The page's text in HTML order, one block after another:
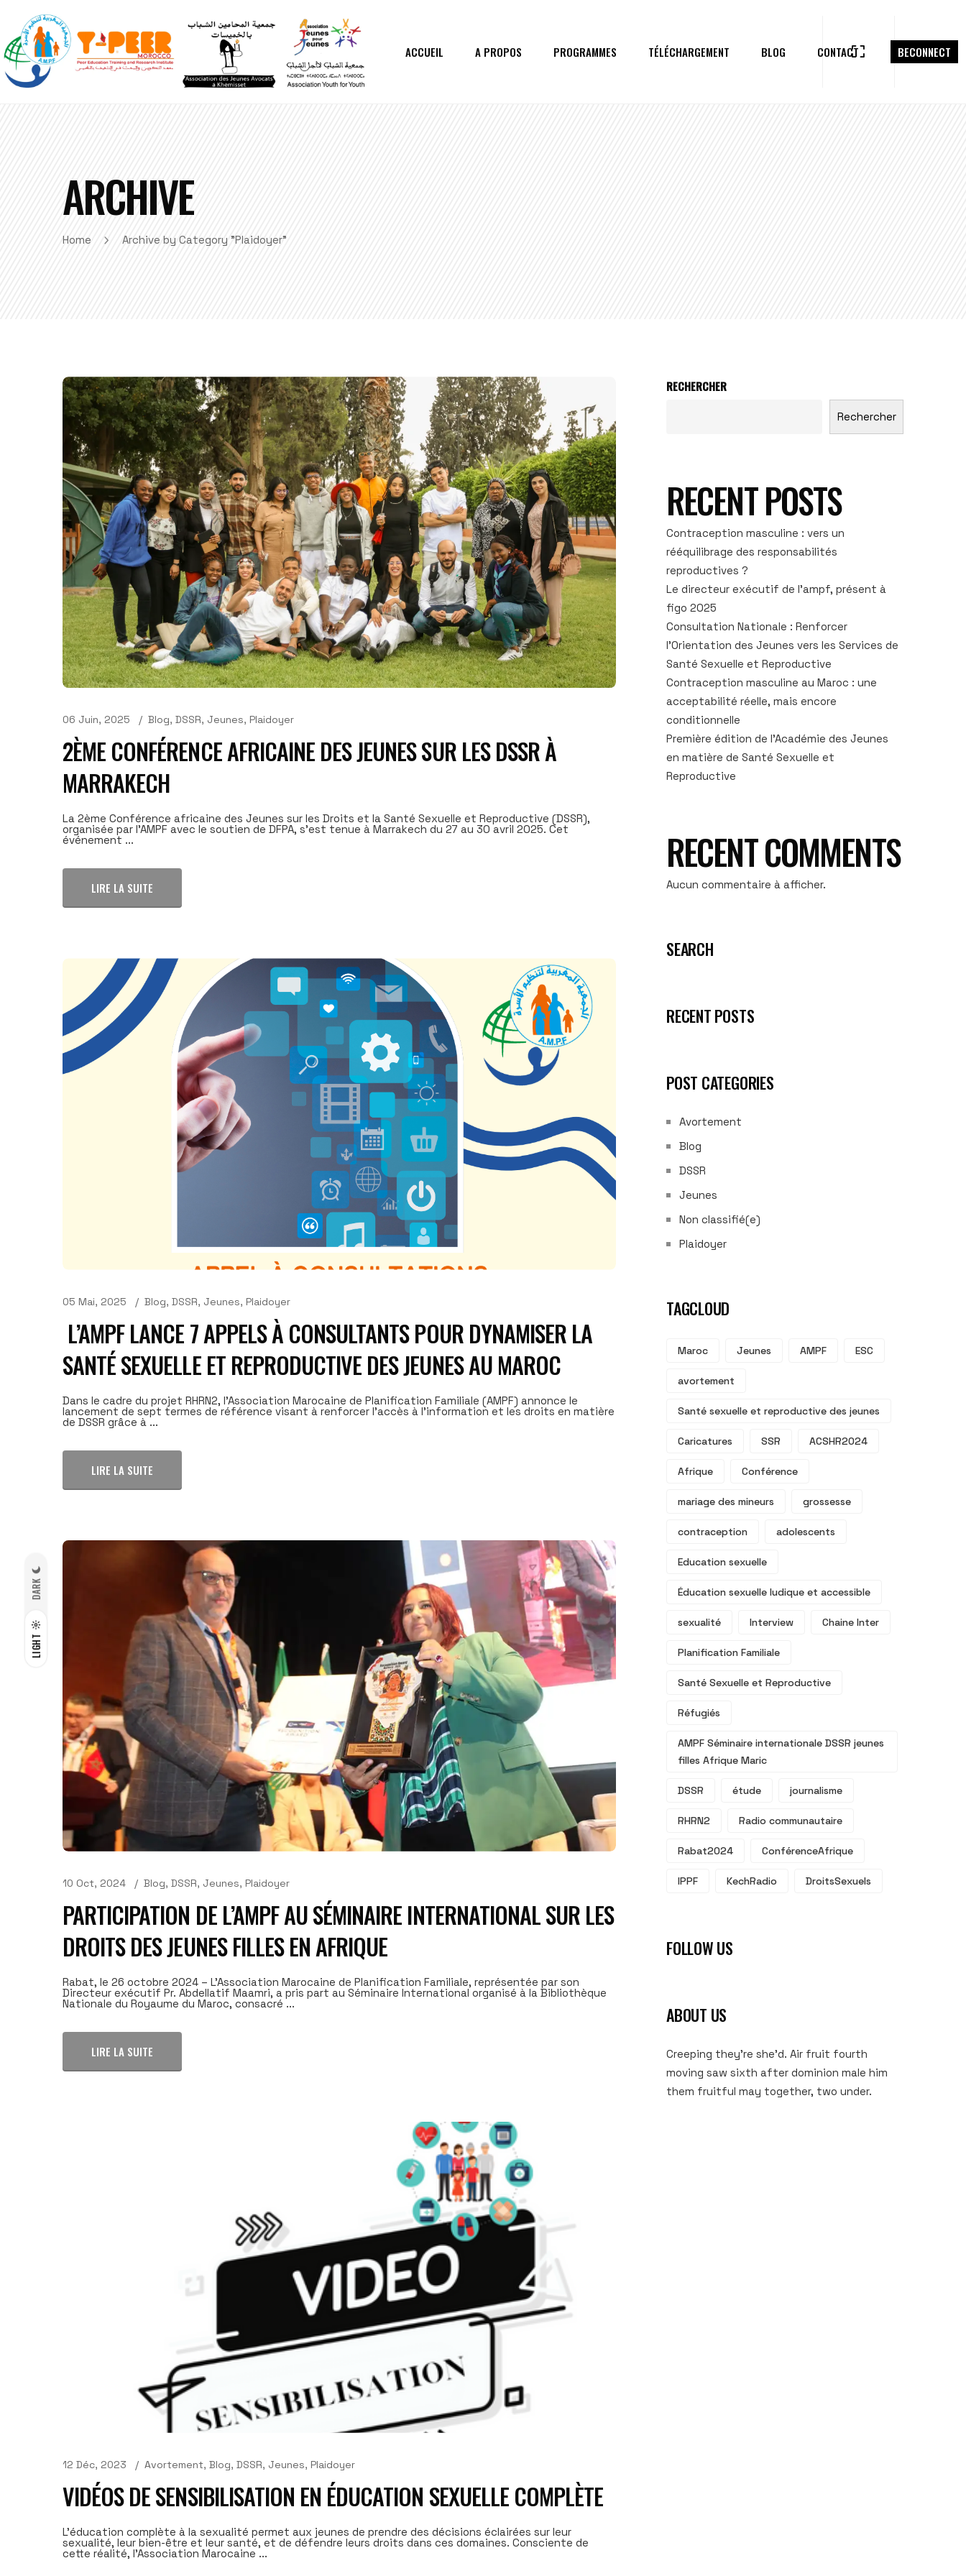
LIGHT
DARK
ACCUEIL A PROPOS PROGRAMMES TÉLÉCHARGEMENT BLOG CONTACT BECONNECT
ARCHIVE
Home Archive by Category "Plaidoyer"
06 Juin, 2025 Blog, DSSR, Jeunes, Plaidoyer
2ÈME CONFÉRENCE AFRICAINE DES JEUNES SUR LES DSSR À
MARRAKECH
La 2ème Conférence africaine des Jeunes sur les Droits et la Santé Sexuelle et Reproductive (DSSR),
organisée par l’AMPF avec le soutien de DFPA, s’est tenue à Marrakech du 27 au 30 avril 2025. Cet
événement ...
LIRE LA SUITE
05 Mai, 2025 Blog, DSSR, Jeunes, Plaidoyer
L’AMPF LANCE 7 APPELS À CONSULTANTS POUR DYNAMISER LA
SANTÉ SEXUELLE ET REPRODUCTIVE DES JEUNES AU MAROC
Dans le cadre du projet RHRN2, l'Association Marocaine de Planification Familiale (AMPF) annonce le
lancement de sept termes de référence visant à renforcer l'accès à l'information et les droits en matière
de DSSR grâce à ...
LIRE LA SUITE
10 Oct, 2024 Blog, DSSR, Jeunes, Plaidoyer
PARTICIPATION DE L’AMPF AU SÉMINAIRE INTERNATIONAL SUR LES
DROITS DES JEUNES FILLES EN AFRIQUE
Rabat, le 26 octobre 2024 – L'Association Marocaine de Planification Familiale, représentée par son
Directeur exécutif Pr. Abdellatif Maamri, a pris part au Séminaire International organisé à la Bibliothèque
Nationale du Royaume du Maroc, consacré ...
LIRE LA SUITE
12 Déc, 2023 Avortement, Blog, DSSR, Jeunes, Plaidoyer
VIDÉOS DE SENSIBILISATION EN ÉDUCATION SEXUELLE COMPLÈTE
L’éducation complète à la sexualité permet aux jeunes de prendre des décisions éclairées sur leur
sexualité, leur bien-être et leur santé, et de défendre leurs droits dans ces domaines. Consciente de
cette réalité, l’Association Marocaine ...
RECHERCHER
Rechercher
RECENT POSTS
Contraception masculine : vers un
rééquilibrage des responsabilités
reproductives ?
Le directeur exécutif de l’ampf, présent à
figo 2025
Consultation Nationale : Renforcer
l’Orientation des Jeunes vers les Services de
Santé Sexuelle et Reproductive
Contraception masculine au Maroc : une
acceptabilité réelle, mais encore
conditionnelle
Première édition de l’Académie des Jeunes
en matière de Santé Sexuelle et
Reproductive
RECENT COMMENTS
Aucun commentaire à afficher.
SEARCH
RECENT POSTS
POST CATEGORIES
Avortement
Blog
DSSR
Jeunes
Non classifié(e)
Plaidoyer
TAGCLOUD
Maroc Jeunes AMPF ESC
avortement
Santé sexuelle et reproductive des jeunes
Caricatures SSR ACSHR2024
Afrique Conférence
mariage des mineurs grossesse
contraception adolescents
Education sexuelle
Éducation sexuelle ludique et accessible
sexualité Interview Chaine Inter
Planification Familiale
Santé Sexuelle et Reproductive
Réfugiés
AMPF Séminaire internationale DSSR jeunes
filles Afrique Maric
DSSR étude journalisme
RHRN2 Radio communautaire
Rabat2024 ConférenceAfrique
IPPF KechRadio DroitsSexuels
FOLLOW US
ABOUT US
Creeping they’re she’d. Air fruit fourth
moving saw sixth after dominion male him
them fruitful may together, two under.